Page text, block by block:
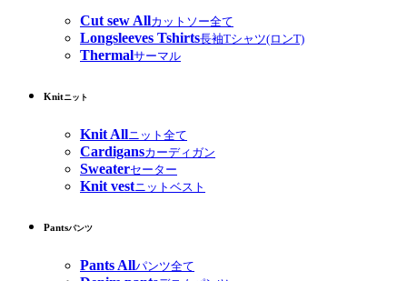
Cut sew Allカットソー全て
Longsleeves Tshirts長袖Tシャツ(ロンT)
Thermalサーマル
Knitニット
Knit Allニット全て
Cardigansカーディガン
Sweaterセーター
Knit vestニットベスト
Pantsパンツ
Pants Allパンツ全て